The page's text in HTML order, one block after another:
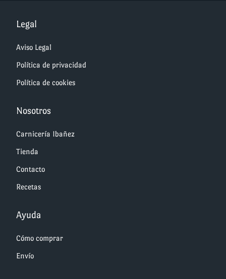
Legal
Aviso Legal
Política de privacidad
Política de cookies
Nosotros
Carnicería Ibañez
Tienda
Contacto
Recetas
Ayuda
Cómo comprar
Envío